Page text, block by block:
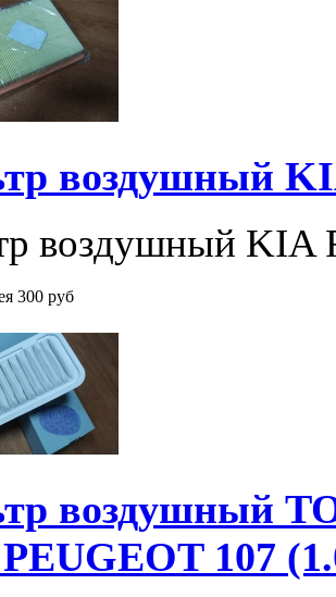
воздушный
воздушный KIA
300 руб
воздушный
107